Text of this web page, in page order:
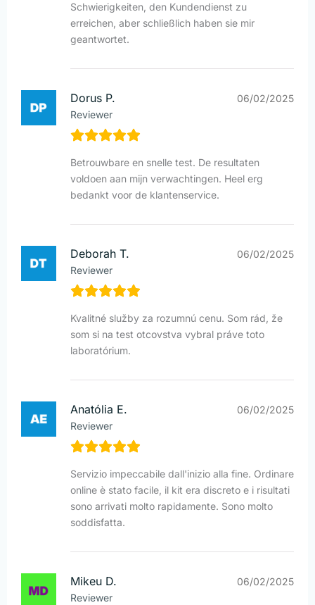
Schwierigkeiten, den Kundendienst zu
erreichen, aber schließlich haben sie mir
geantwortet.
Dorus P.
Reviewer
06/02/2025
Betrouwbare en snelle test. De resultaten
voldoen aan mijn verwachtingen. Heel erg
bedankt voor de klantenservice.
Deborah T.
Reviewer
06/02/2025
Kvalitné služby za rozumnú cenu. Som rád, že
som si na test otcovstva vybral práve toto
laboratórium.
Anatólia E.
Reviewer
06/02/2025
Servizio impeccabile dall'inizio alla fine. Ordinare
online è stato facile, il kit era discreto e i risultati
sono arrivati molto rapidamente. Sono molto
soddisfatta.
Mikeu D.
Reviewer
06/02/2025